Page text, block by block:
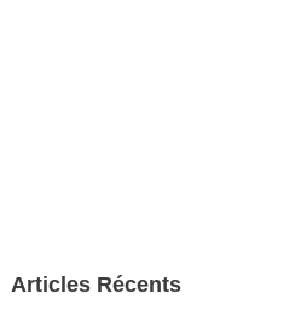
Articles Récents